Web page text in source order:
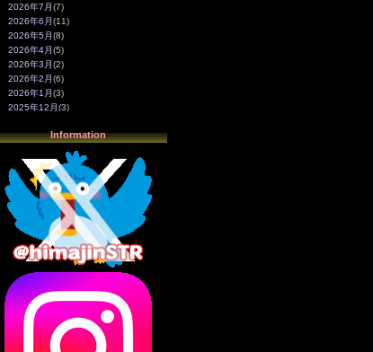
2026年7月(7)
2026年6月(11)
2026年5月(8)
2026年4月(5)
2026年3月(2)
2026年2月(6)
2026年1月(3)
2025年12月(3)
2025年10月(3)
2025年8月 (3)
2025年7月(2)
2025年6月(1)
2025年5月
(7)
2025年4月(2)
2025年3月 (8)
2025年2月(10)
2025年1月
2024年12月
2024年11月(13)
2024年10月
2024年9月 (14)
2024年8月 (13)
Information